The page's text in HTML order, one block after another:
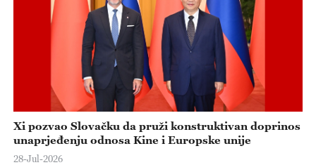
Xi pozvao Slovačku da pruži konstruktivan doprinos
unaprjeđenju odnosa Kine i Europske unije
28-Jul-2026